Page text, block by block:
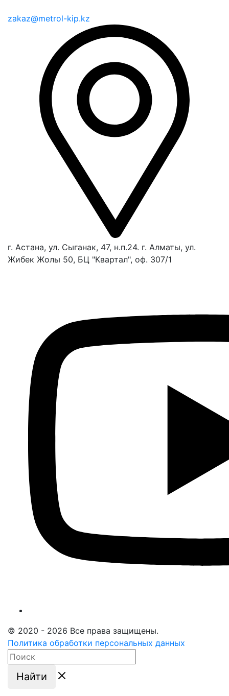
zakaz@metrol-kip.kz
г. Астана, ул. Сыганак, 47, н.п.24. г. Алматы, ул.
Жибек Жолы 50, БЦ "Квартал", оф. 307/1
© 2020 - 2026 Все права защищены.
Политика обработки персональных данных
Найти